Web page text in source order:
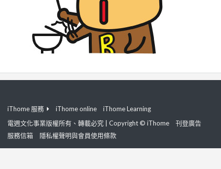
iThome 服務 iThome online
iThome Learning
電週文化事業版權所有、轉載必究 | Copyright © iThome
刊登廣告
服務信箱
隱私權聲明與會員使用條款